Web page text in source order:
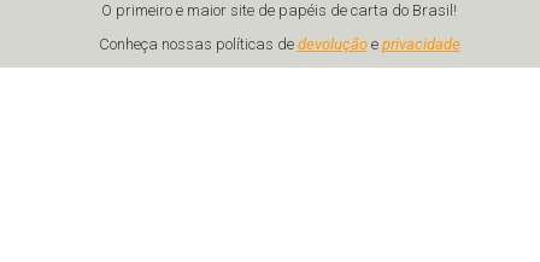
O primeiro e maior site de papéis de carta do Brasil!
Conheça nossas políticas de devoluçãoe privacidade